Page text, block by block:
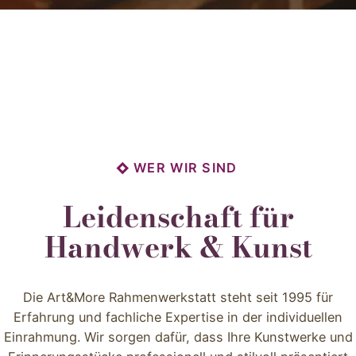
WER WIR SIND
Leidenschaft für
Handwerk & Kunst
Die Art&More Rahmenwerkstatt steht seit 1995 für
Erfahrung und fachliche Expertise in der individuellen
Einrahmung. Wir sorgen dafür, dass Ihre Kunstwerke und